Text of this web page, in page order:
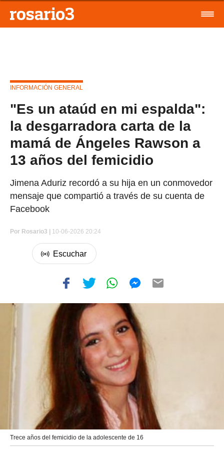
INFORMACIÓN GENERAL
"Es un ataúd en mi espalda":
la desgarradora carta de la
mamá de Ángeles Rawson a
13 años del femicidio
Jimena Aduriz recordó a su hija en un conmovedor
mensaje que compartió a través de su cuenta de
Facebook
Por Rosario3 | 10-06-2026 20:24
Trece años del femicidio de la adolescente de 16